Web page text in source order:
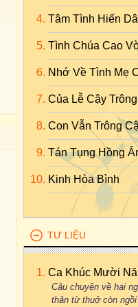
Tâm Tình Hiến
Tình Chúa Cao
Nhớ Về Tình Mẹ
Của Lễ Cậy Trông
Con Vẫn Trông
Tán Tụng Hồng
Kinh Hòa Bình
TƯ LIỆU
Ca Khúc Mười
Câu chuyện về hai
thân từ thuở còn